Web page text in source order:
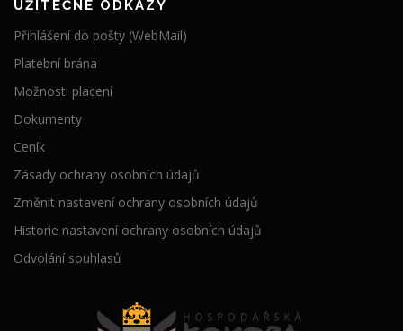
UŽITEČNÉ ODKAZY
Přihlášení do pošty (WebMail)
Platební brána
Možnosti placení
Dokumenty
Ceník
Zásady ochrany osobních údajů
Změnit nastavení ochrany osobních údajů
Historie nastavení ochrany osobních údajů
Odvolání souhlasů